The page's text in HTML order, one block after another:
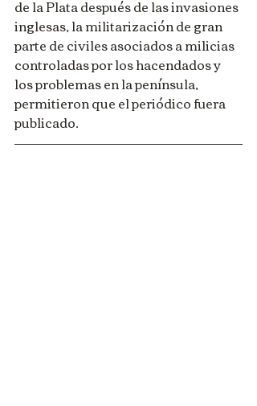
de la Plata después de las invasiones
inglesas, la militarización de gran
parte de civiles asociados a milicias
controladas por los hacendados y
los problemas en la península,
permitieron que el periódico fuera
publicado.